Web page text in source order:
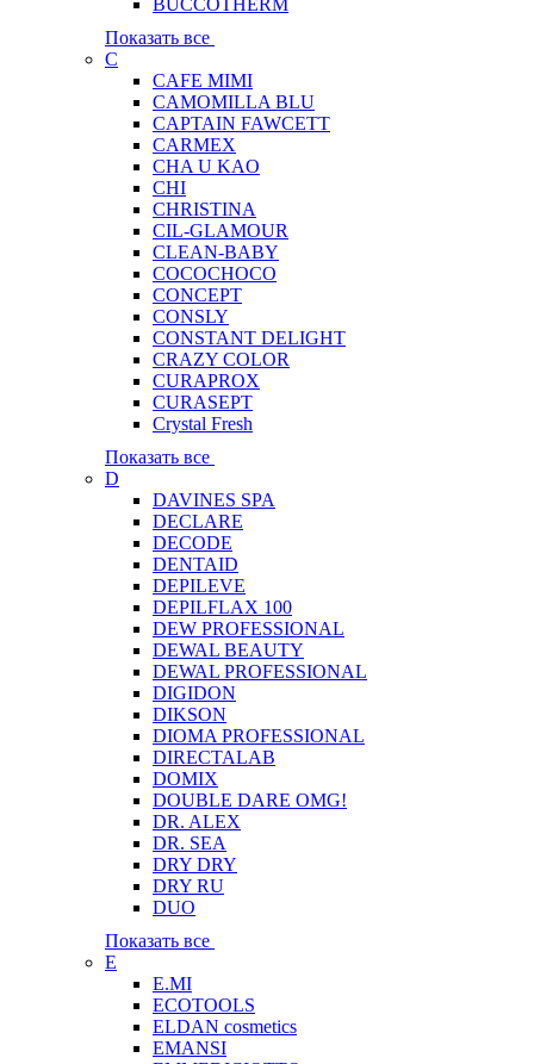
BUCCOTHERM
Показать все
C
CAFE MIMI
CAMOMILLA BLU
CAPTAIN FAWCETT
CARMEX
CHA U KAO
CHI
CHRISTINA
CIL-GLAMOUR
CLEAN-BABY
COCOCHOCO
CONCEPT
CONSLY
CONSTANT DELIGHT
CRAZY COLOR
CURAPROX
CURASEPT
Crystal Fresh
Показать все
D
DAVINES SPA
DECLARE
DECODE
DENTAID
DEPILEVE
DEPILFLAX 100
DEW PROFESSIONAL
DEWAL BEAUTY
DEWAL PROFESSIONAL
DIGIDON
DIKSON
DIOMA PROFESSIONAL
DIRECTALAB
DOMIX
DOUBLE DARE OMG!
DR. ALEX
DR. SEA
DRY DRY
DRY RU
DUO
Показать все
E
E.MI
ECOTOOLS
ELDAN cosmetics
EMANSI